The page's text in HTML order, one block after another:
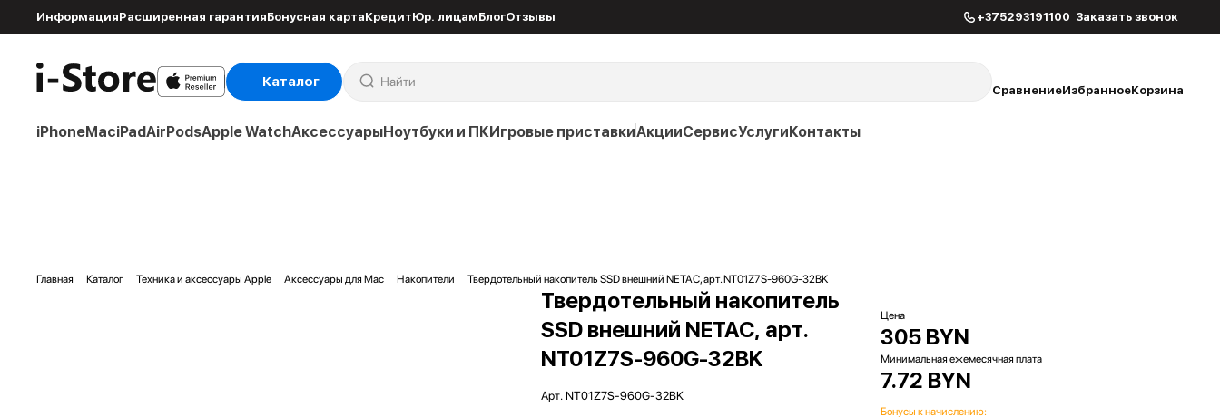
ИнформацияРасширенная гарантияБонусная картаКредитЮр. лицамБлогОтзывы +375293191100 Заказать звонок
Каталог
СравнениеИзбранноеКорзина
iPhoneMaciPadAirPodsApple WatchАксессуарыНоутбуки и ПКИгровые приставкиАкцииСервисУслугиКонтакты
Главная Каталог Техника и аксессуары Apple Аксессуары для Mac Накопители Твердотельный накопитель SSD внешний NETAC, арт. NT01Z7S-960G-32BK
Твердотельный накопитель
SSD внешний NETAC, арт.
NT01Z7S-960G-32BK
Арт.NT01Z7S-960G-32BK
Цена
305 BYN
Минимальная ежемесячная плата
7.72 BYN
Бонусы к начислению: